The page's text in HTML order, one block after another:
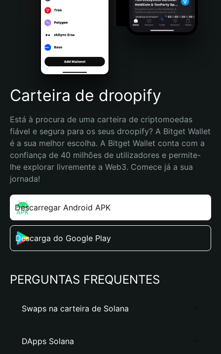
Português (Brasil)
Español (Argentina)
Carteira de droopify
Está à procura de uma carteira de criptomoedas
fiável e segura para os seus droopify? A Bitget Wallet
é a sua melhor escolha. A Bitget Wallet conta com a
confiança de 40 milhões de utilizadores e permite-
lhe explorar livremente a Web3. Comece já a sua
jornada!
Descarregar Android APK
Descarga do Google Play
PERGUNTAS FREQUENTES
Swaps na carteira de Solana
DApps Solana